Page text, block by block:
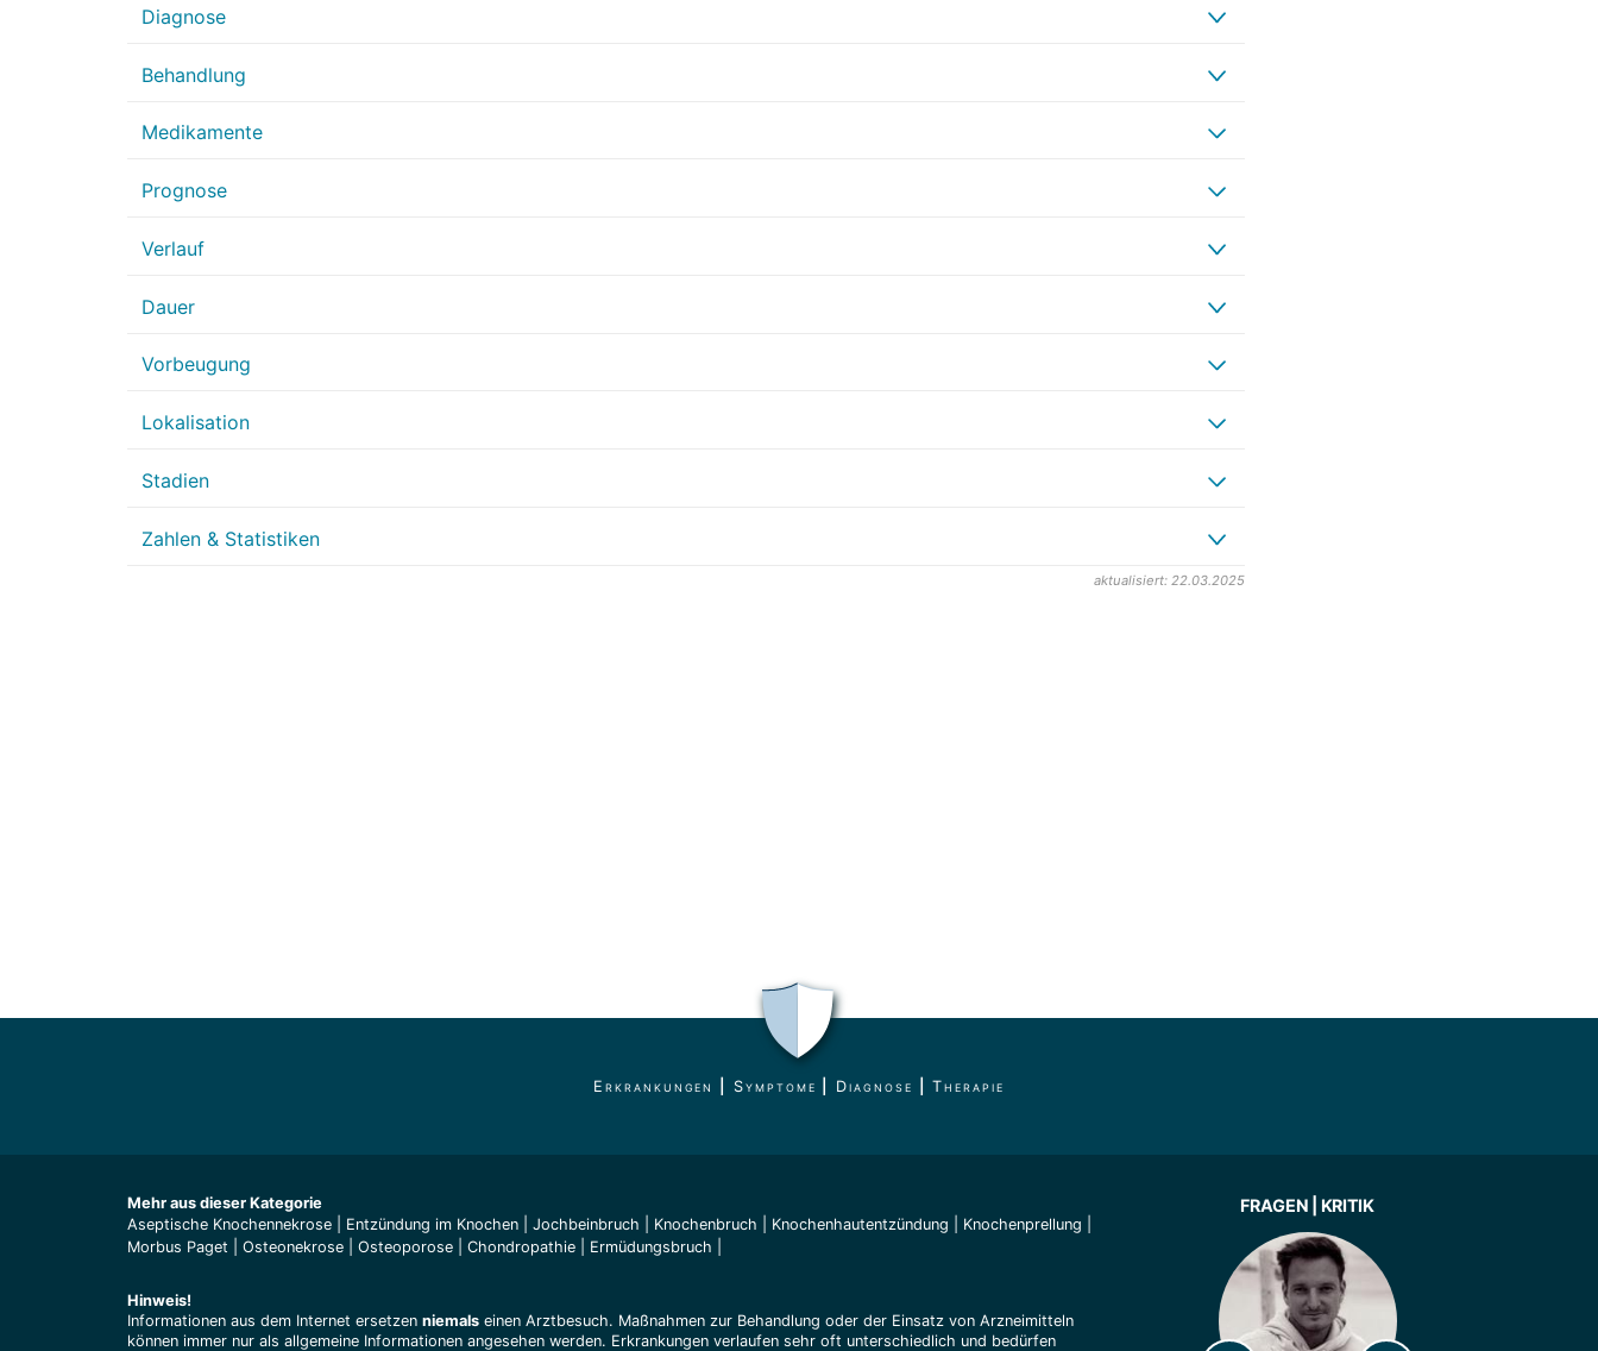
Diagnose
Behandlung
Medikamente
Prognose
Verlauf
Dauer
Vorbeugung
Lokalisation
Stadien
Zahlen & Statistiken
aktualisiert: 22.03.2025
Erkrankungen Symptome Diagnose |Therapie
Mehr aus dieser Kategorie
Aseptische Knochennekrose
Entzündung im Knochen Jochbeinbruch Knochenbruch Knochenhautentzündung Knochenprellung
Morbus Paget
Osteonekrose Osteoporose Chondropathie Ermüdungsbruch
Hinweis!
Informationen aus dem Internet ersetzen niemals einen Arztbesuch. Maßnahmen zur Behandlung oder der Einsatz von Arzneimitteln
können immer nur als allgemeine Informationen angesehen werden. Erkrankungen verlaufen sehr oft unterschiedlich und bedürfen
FRAGEN | KRITIK